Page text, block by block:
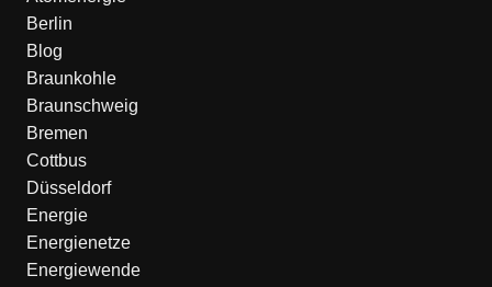
Berlin
Blog
Braunkohle
Braunschweig
Bremen
Cottbus
Düsseldorf
Energie
Energienetze
Energiewende